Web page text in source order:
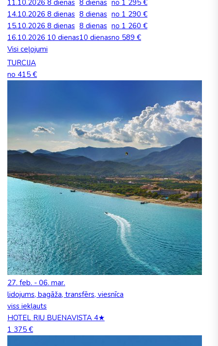
11.10.2026 8 dienas 8 dienas no 1 295 €
14.10.2026 8 dienas 8 dienas no 1 290 €
15.10.2026 8 dienas 8 dienas no 1 260 €
16.10.2026 10 dienas10 dienasno 589 €
Visi ceļojumi
TURCIJA
no 415 €
27. feb. - 06. mar.
lidojums, bagāža, transfērs, viesnīca
viss iekļauts
HOTEL RIU BUENAVISTA 4★
1 375 €